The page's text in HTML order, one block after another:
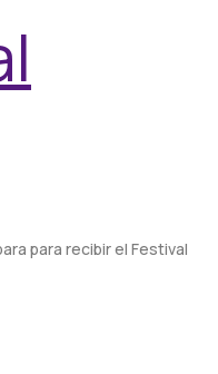
para recibir el Festival